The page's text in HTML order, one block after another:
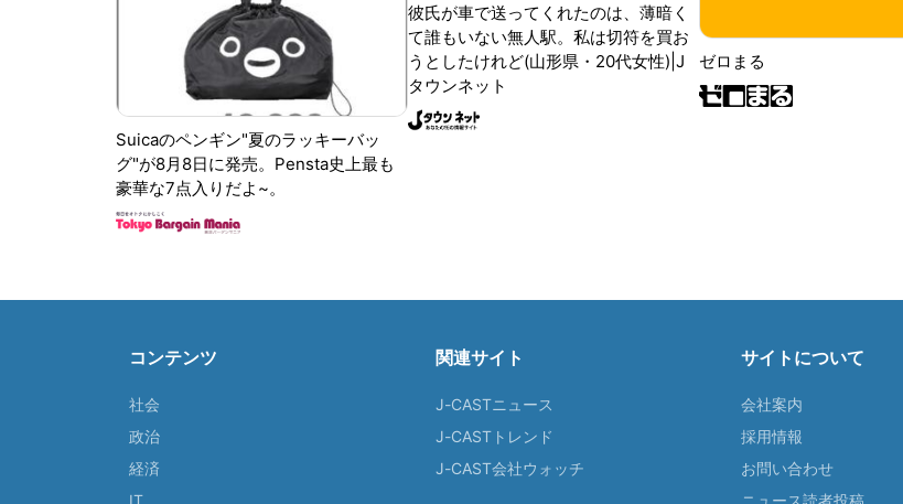
Suicaのペンギン"夏のラッキーバッ
グ"が8月8日に発売。Pensta史上最も
豪華な7点入りだよ~。
彼氏が車で送ってくれたのは、薄暗く
て誰もいない無人駅。私は切符を買お
うとしたけれど(山形県・20代女性)|J
タウンネット
ゼロまる
コンテンツ
社会
政治
経済
IT
関連サイト
J-CASTニュース
J-CASTトレンド
J-CAST会社ウォッチ
サイトについて
会社案内
採用情報
お問い合わせ
ニュース読者投稿